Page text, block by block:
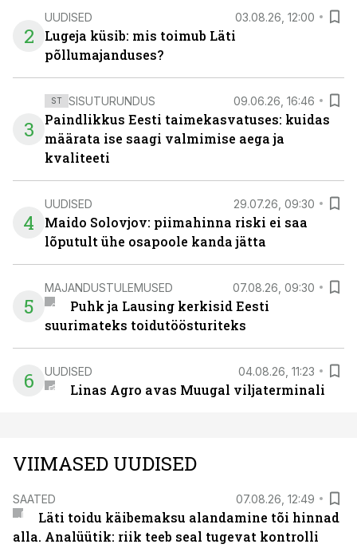
2
UUDISED 03.08.26, 12:00
Lugeja küsib: mis toimub Läti
põllumajanduses?
3
ST SISUTURUNDUS 09.06.26, 16:46
Paindlikkus Eesti taimekasvatuses: kuidas
määrata ise saagi valmimise aega ja
kvaliteeti
4
UUDISED 29.07.26, 09:30
Maido Solovjov: piimahinna riski ei saa
lõputult ühe osapoole kanda jätta
5
MAJANDUSTULEMUSED 07.08.26, 09:30
Puhk ja Lausing kerkisid Eesti
suurimateks toidutöösturiteks
6 UUDISED 04.08.26, 11:23
Linas Agro avas Muugal viljaterminali
VIIMASED UUDISED
SAATED 07.08.26, 12:49
Läti toidu käibemaksu alandamine tõi hinnad
alla. Analüütik: riik teeb seal tugevat kontrolli